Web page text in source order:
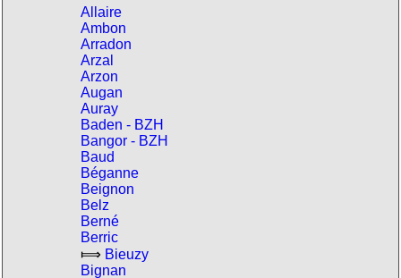
Allaire
Ambon
Arradon
Arzal
Arzon
Augan
Auray
Baden - BZH
Bangor - BZH
Baud
Béganne
Beignon
Belz
Berné
Berric
⟾ Bieuzy
Bignan